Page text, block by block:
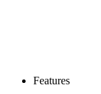
Features